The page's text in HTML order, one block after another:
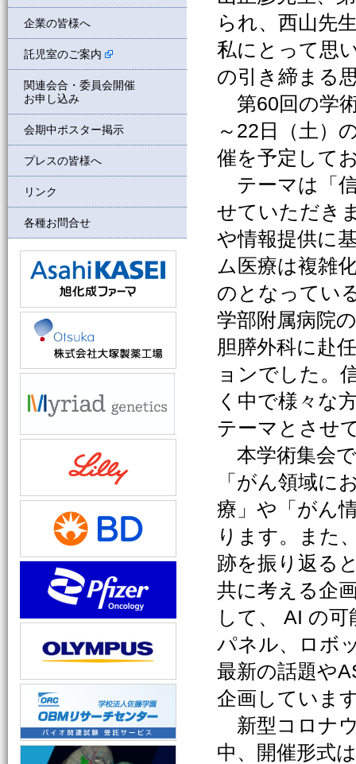
られ、西山先
私にとって思
の引き締まる
第60回の学
～22日（土）
催を予定して
テーマは「
せていただき
や情報提供に
ム医療は複雑
のとなってい
学部附属病院
胆膵外科に赴
ョンでした。
く中で様々な
テーマとさせ
本学術集会
「がん領域に
療」や「がん
ります。また
跡を振り返る
共に考える企
して、 AI の
パネル、ロボ
最新の話題や
企画していま
新型コロナ
中、開催形式
企業の皆様へ
託児室のご案内
関連会合・委員会開催
お申し込み
会期中ポスター掲示
プレスの皆様へ
リンク
各種お問合せ